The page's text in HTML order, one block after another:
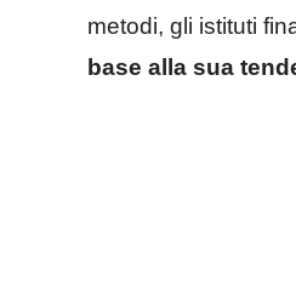
metodi, gli istituti
base alla sua